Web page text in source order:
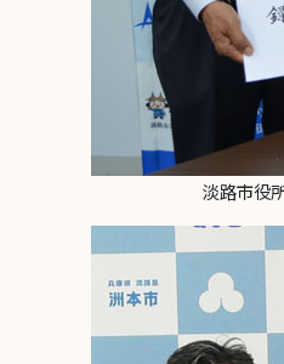
淡路市役